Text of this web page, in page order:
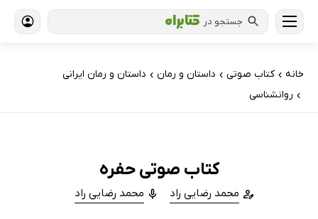
جستجو در
خانه › کتاب‌ صوتی › داستان و رمان › داستان و رمان ایرانی
› روانشناسی
کتاب صوتی حفره
محمد رضایی راد محمد رضایی راد